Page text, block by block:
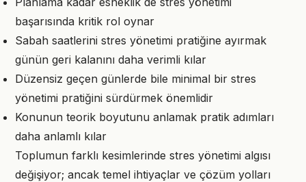
başarısında kritik rol oynar
Sabah saatlerini stres yönetimi pratiğine ayırmak
günün geri kalanını daha verimli kılar
Düzensiz geçen günlerde bile minimal bir stres
yönetimi pratiğini sürdürmek önemlidir
Konunun teorik boyutunu anlamak pratik adımları
daha anlamlı kılar
Toplumun farklı kesimlerinde stres yönetimi algısı
değişiyor; ancak temel ihtiyaçlar ve çözüm yolları